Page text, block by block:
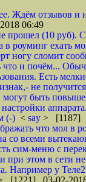
Ждём отзывов и
06:49
(10 руб).
роуминг ехать
ногу сломит
что и почём...
Есть
не
быть
(-) < say > [1187]
что мол в
со всеми
сим-меню с
при этом в сети
Например у
[1221] 03-02-